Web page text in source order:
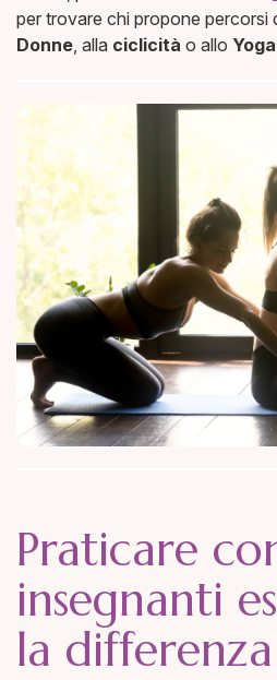
per trovare chi propone percorsi
Donne, alla ciclicità o allo
Praticare
insegnanti
la differenza